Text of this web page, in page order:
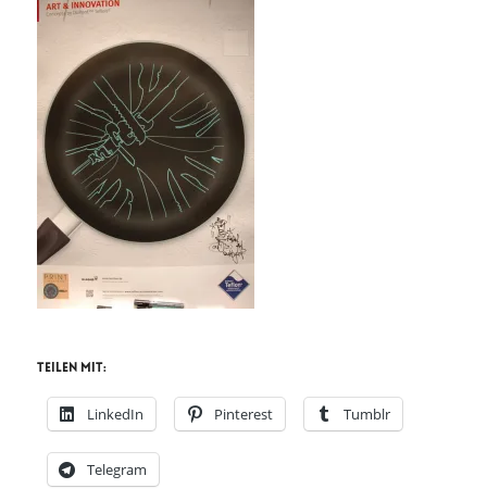
Teilen mit:
LinkedIn Pinterest Tumblr
Telegram